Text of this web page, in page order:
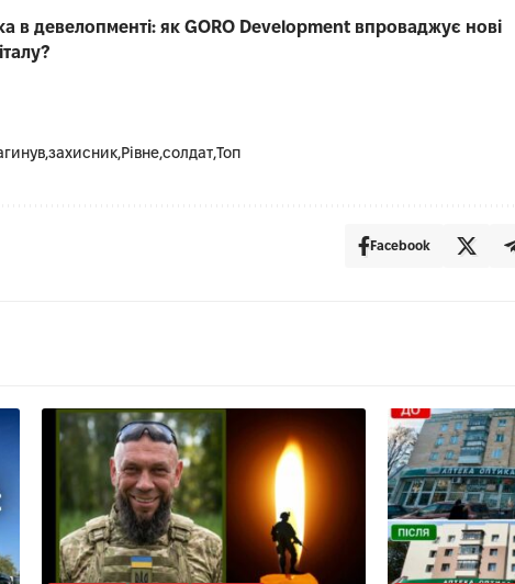
в девелопменті: як GORO Development впроваджує нові
захисник РівнесолдатТоп
Facebook